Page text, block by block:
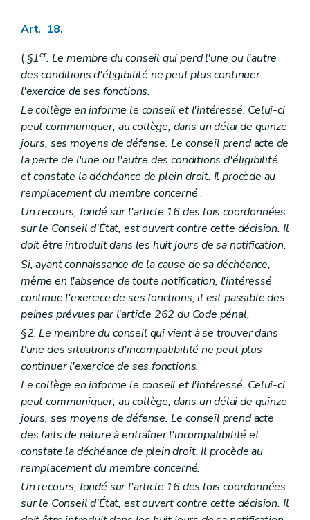
Art. 18.
( §1er. Le membre du conseil qui perd l'une ou l'autre
des conditions d'éligibilité ne peut plus continuer
l'exercice de ses fonctions.
Le collège en informe le conseil et l'intéressé. Celui-ci
peut communiquer, au collège, dans un délai de quinze
jours, ses moyens de défense. Le conseil prend acte de
la perte de l'une ou l'autre des conditions d'éligibilité
et constate la déchéance de plein droit. Il procède au
remplacement du membre concerné.
Un recours, fondé sur l'article 16 des lois coordonnées
sur le Conseil d'État, est ouvert contre cette décision. Il
doit être introduit dans les huit jours de sa notification.
Si, ayant connaissance de la cause de sa déchéance,
même en l'absence de toute notification, l'intéressé
continue l'exercice de ses fonctions, il est passible des
peines prévues par l'article 262 du Code pénal.
§2. Le membre du conseil qui vient à se trouver dans
l'une des situations d'incompatibilité ne peut plus
continuer l'exercice de ses fonctions.
Le collège en informe le conseil et l'intéressé. Celui-ci
peut communiquer, au collège, dans un délai de quinze
jours, ses moyens de défense. Le conseil prend acte
des faits de nature à entraîner l'incompatibilité et
constate la déchéance de plein droit. Il procède au
remplacement du membre concerné.
Un recours, fondé sur l'article 16 des lois coordonnées
sur le Conseil d'État, est ouvert contre cette décision. Il